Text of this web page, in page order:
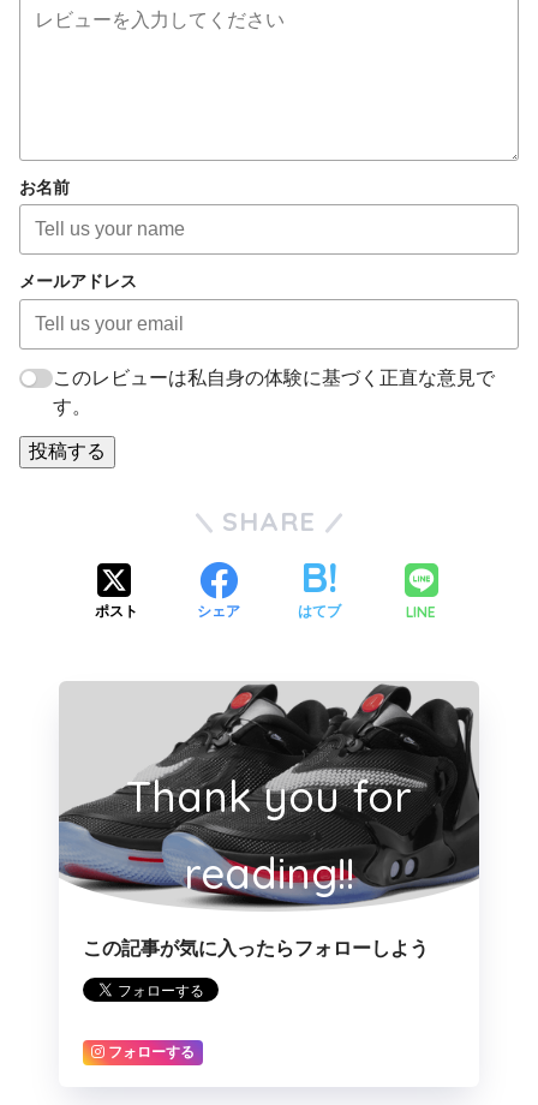
お名前
メールアドレス
このレビューは私自身の体験に基づく正直な意見で
す。
投稿する
SHARE
ポスト シェア はてブ LINE
Thank you for
reading!!
この記事が気に入ったらフォローしよう
フォローする